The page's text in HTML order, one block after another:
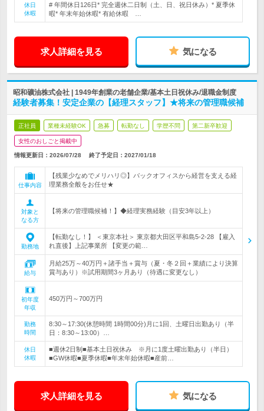
休日
休暇
# 年間休日126日* 完全週休二日制（土、日、祝日休み）* 夏季休
暇* 年末年始休暇* 有給休暇 …
求人詳細を見る 気になる
昭和礦油株式会社 | 1949年創業の老舗企業/基本土日祝休み/退職金制度
経験者募集！安定企業の【経理スタッフ】★将来の管理職候補
正社員 業種未経験OK 急募 転勤なし 学歴不問 第二新卒歓迎
女性のおしごと掲載中
情報更新日：2026/07/28 終了予定日： 2027/01/18
仕事内容
【残業少なめでメリハリ◎】バックオフィスから経営を支える経
理業務全般をお任せ★
対象と
なる方
【将来の管理職候補！】◆経理実務経験（目安3年以上）
勤務地
【転勤なし！】 ＜東京本社＞ 東京都大田区平和島5-2-28 【雇入
れ直後】上記事業所 【変更の範…
給与
月給25万～40万円＋諸手当＋賞与（夏・冬２回＋業績により決算
賞与あり）※試用期間3ヶ月あり（待遇に変更なし）
初年度
年収
450万円～700万円
勤務
時間
8:30～17:30(休憩時間 1時間00分)月に1回、土曜日出勤あり（半
日：8:30～13:00）…
休日
休暇
■週休2日制■基本土日祝休み ※月に1度土曜出勤あり（半日）
■GW休暇■夏季休暇■年末年始休暇■産前…
求人詳細を見る 気になる